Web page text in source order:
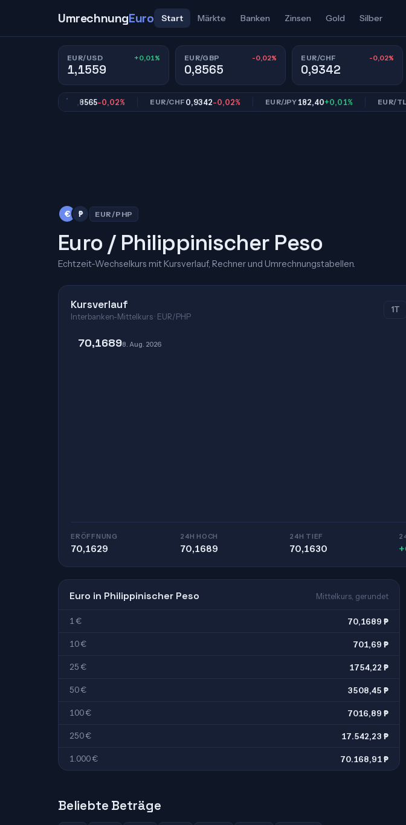
UmrechnungEuro Start Märkte Banken Zinsen Gold Silber
EUR/USD +0,01%
1,1559
EUR/GBP -0,02%
0,8565
EUR/CHF -0,02%
0,9342
0,8565 -0,02% EUR/CHF0,9342-0,02% EUR/JPY 182,40+0,01% EUR/TL
€ ₱ EUR/PHP
Euro / Philippinischer Peso
Echtzeit-Wechselkurs mit Kursverlauf, Rechner und Umrechnungstabellen.
Kursverlauf
Interbanken-Mittelkurs · EUR/PHP
1T
70,16898. Aug. 2026
ERÖFFNUNG
70,1629
24H HOCH
70,1689
24H TIEF
70,1630
Euro in Philippinischer Peso Mittelkurs, gerundet
1 € 70,1689 ₱
10 € 701,69 ₱
25 € 1754,22 ₱
50 € 3508,45 ₱
100 € 7016,89 ₱
250 € 17.542,23 ₱
1.000 € 70.168,91 ₱
Beliebte Beträge